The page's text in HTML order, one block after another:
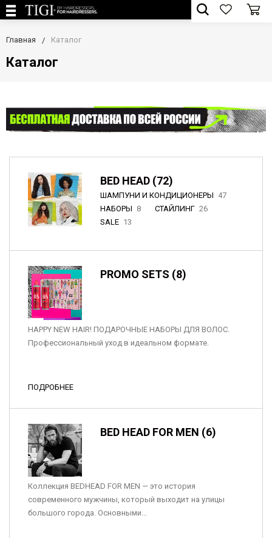
Главная Каталог
Каталог
BED HEAD (72)
ШАМПУНИ И КОНДИЦИОНЕРЫ 47
НАБОРЫ 8 СТАЙЛИНГ 26
SALE 13
PROMO SETS (8)
HAPPY NEW HAIR! ПОДАРОЧНЫЕ НАБОРЫ ДЛЯ ВОЛОС.
Профессиональный уход в идеальном формате.
ПОДРОБНЕЕ
BED HEAD FOR MEN (6)
Коллекция BEDHEAD FOR MEN — это история
современного мужчины, который выходит на улицы
большого города. Основными...